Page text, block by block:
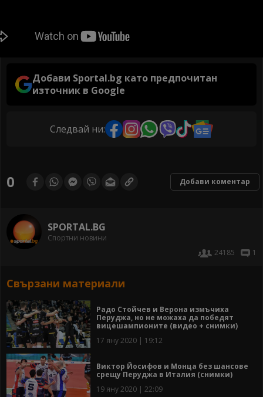
Добави Sportal.bg като предпочитан
източник в Google
Следвай ни:
0 Добави коментар
SPORTAL.BG
Спортни новини
24185
1
Свързани материали
Радо Стойчев и Верона измъчиха
Перуджа, но не можаха да победят
вицешампионите (видео + снимки)
17 яну 2020 | 19:12
Виктор Йосифов и Монца без шансове
срещу Перуджа в Италия (снимки)
19 яну 2020 | 22:09